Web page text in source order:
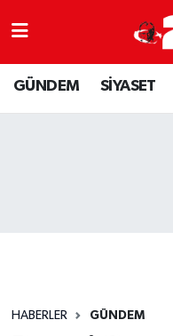
GÜNDEM SİYASET
HABERLER GÜNDEM
ASAYİŞ
DÜNYA
Nöbetçi
Hava Durumu